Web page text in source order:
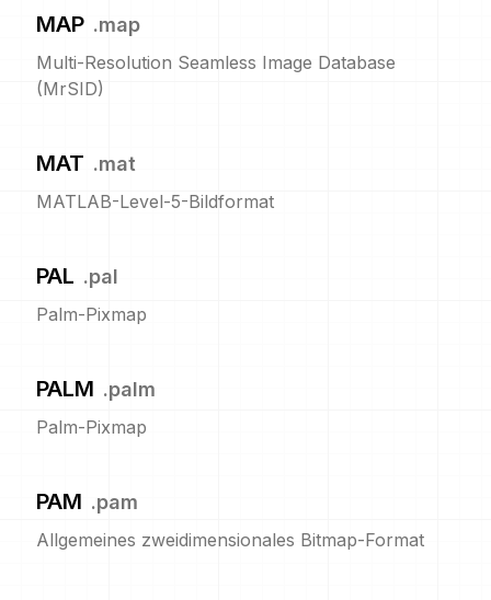
MAP .map
Multi-Resolution Seamless Image Database
(MrSID)
MAT .mat
MATLAB-Level-5-Bildformat
PAL .pal
Palm-Pixmap
PALM .palm
Palm-Pixmap
PAM .pam
Allgemeines zweidimensionales Bitmap-Format